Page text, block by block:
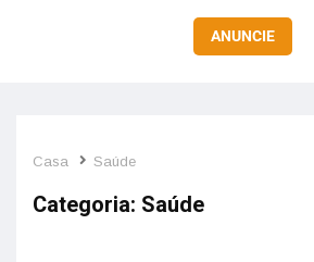
ANUNCIE
Casa Saúde
Categoria: Saúde